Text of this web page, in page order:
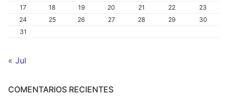
17
18 19 20 21 22
23
24
25 26 27 28 29
30
31
« Jul
COMENTARIOS RECIENTES